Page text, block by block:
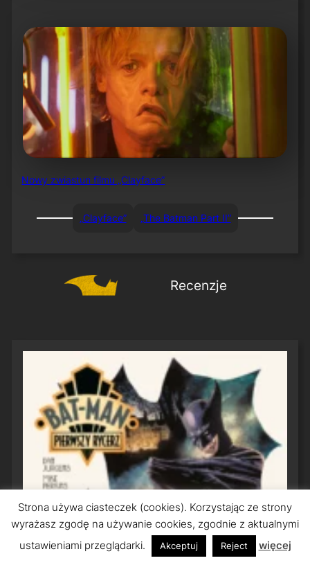
Nowy zwiastun filmu „Clayface”
„Clayface” „The Batman Part II”
Recenzje
Strona używa ciasteczek (cookies). Korzystając ze strony
wyrażasz zgodę na używanie cookies, zgodnie z aktualnymi
ustawieniami przeglądarki.
Akceptuj Reject więcej